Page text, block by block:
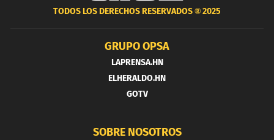
TODOS LOS DERECHOS RESERVADOS ®2025
GRUPO OPSA
LAPRENSA.HN
ELHERALDO.HN
GOTV
SOBRE NOSOTROS